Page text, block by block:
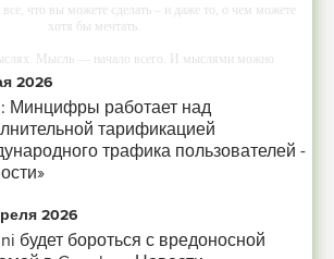
все, что вы можете сделать – и даже то, о чем можете
хотя бы мечтать.
Мысль — начало всего. И мыслями можно
главное дело совершенствования: работать над
направлению к мечте. Живите той жизнью, которую
вы сами себе придумали.
— это ум. Самая большая нищета — глупость.
с хорошим советом, это пропустить его мимо
бывает полезен никому, кроме того, кто его дал.
2026
работает над
тарификацией
трафика пользователей -
2026
будет бороться с вредоносной